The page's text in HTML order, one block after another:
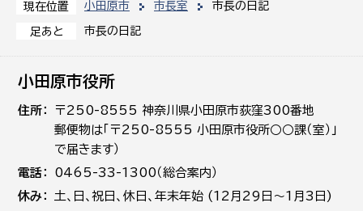
現在位置 小田原市 市長室 市長の日記
足あと 市長の日記
小田原市役所
住所
〒250-8555 神奈川県小田原市荻窪300番地
郵便物は「〒250-8555 小田原市役所○○課（室）」
で届きます）
電話
0465-33-1300（総合案内）
休み
土､日､祝日、休日、年末年始 (12月29日～1月3日)